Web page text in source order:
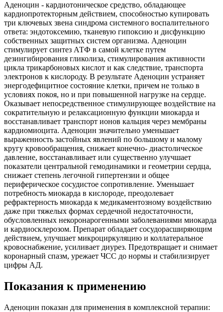
Аденоцин - кардиотоническое средство, обладающее
кардиопротекторным действием, способностью купировать
три ключевых звена синдрома системного воспалительного
ответа: эндотоксемию, тканевую гипоксию и дисфункцию
собственных защитных систем организма. Аденоцин
стимулирует синтез АТФ в самой клетке путем
дезингибирования гликолиза, стимулирования активности
цикла трикарбоновых кислот и как следствие, транспорта
электронов к кислороду. В результате Аденоцин устраняет
энергодефицитное состояние клетки, причем не только в
условиях покоя, но и при повышенной нагрузке на сердце.
Оказывает непосредственное стимулирующее воздействие на
сократительную и релаксационную функции миокарда и
восстанавливает транспорт ионов кальция через мембраны
кардиомиоцита. Аденоцин значительно уменьшает
выраженность застойных явлений по большому и малому
кругу кровообращения, снижает конечно- диастолическое
давление, восстанавливает или существенно улучшает
показатели центральной гемодинамики и геометрии сердца,
снижает степень легочной гипертензии и общее
периферическое сосудистое сопротивление. Уменьшает
потребность миокарда в кислороде, преодолевает
рефрактерность миокарда к медикаментозному воздействию
даже при тяжелых формах сердечной недостаточности,
обусловленных некоронарогенными заболеваниями миокарда
и кардиосклерозом. Препарат обладает сосудорасширяющим
действием, улучшает микроциркуляцию и коллатеральное
кровоснабжение, усиливает диурез. Предотвращает и снимает
коронарный спазм, урежает ЧСС до нормы и стабилизирует
цифры АД.
Показания к применению
Аденоцин показан для применения в комплексной терапии: